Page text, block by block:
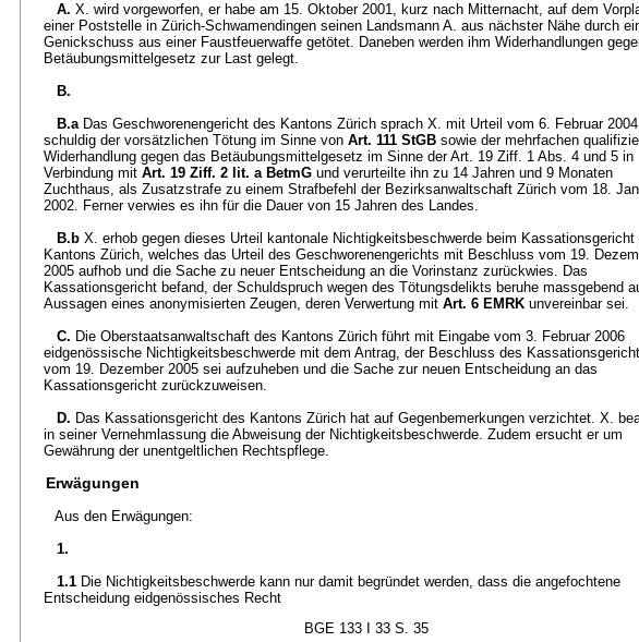
A. X. wird vorgeworfen, er habe am 15. Oktober 2001, kurz nach Mitternacht, auf dem
einer Poststelle in Zürich-Schwamendingen seinen Landsmann A. aus nächster Nähe durch
Genickschuss aus einer Faustfeuerwaffe getötet. Daneben werden ihm Widerhandlungen
Betäubungsmittelgesetz zur Last gelegt.
B.
B.a Das Geschworenengericht des Kantons Zürich sprach X. mit Urteil vom 6. Februar 2004
schuldig der vorsätzlichen Tötung im Sinne von Art. 111 StGB sowie der mehrfachen
Widerhandlung gegen das Betäubungsmittelgesetz im Sinne der Art. 19 Ziff. 1 Abs. 4 und 5 in
Verbindung mit Art. 19 Ziff. 2 lit. a BetmG und verurteilte ihn zu 14 Jahren und 9 Monaten
Zuchthaus, als Zusatzstrafe zu einem Strafbefehl der Bezirksanwaltschaft Zürich vom 18.
2002. Ferner verwies es ihn für die Dauer von 15 Jahren des Landes.
B.b X. erhob gegen dieses Urteil kantonale Nichtigkeitsbeschwerde beim Kassationsgericht
Kantons Zürich, welches das Urteil des Geschworenengerichts mit Beschluss vom 19.
2005 aufhob und die Sache zu neuer Entscheidung an die Vorinstanz zurückwies. Das
Kassationsgericht befand, der Schuldspruch wegen des Tötungsdelikts beruhe massgebend
Aussagen eines anonymisierten Zeugen, deren Verwertung mit Art. 6 EMRK unvereinbar sei.
C. Die Oberstaatsanwaltschaft des Kantons Zürich führt mit Eingabe vom 3. Februar 2006
eidgenössische Nichtigkeitsbeschwerde mit dem Antrag, der Beschluss des
vom 19. Dezember 2005 sei aufzuheben und die Sache zur neuen Entscheidung an das
Kassationsgericht zurückzuweisen.
D. Das Kassationsgericht des Kantons Zürich hat auf Gegenbemerkungen verzichtet. X.
in seiner Vernehmlassung die Abweisung der Nichtigkeitsbeschwerde. Zudem ersucht er um
Gewährung der unentgeltlichen Rechtspflege.
Erwägungen
Aus den Erwägungen:
1.
1.1 Die Nichtigkeitsbeschwerde kann nur damit begründet werden, dass die angefochtene
Entscheidung eidgenössisches Recht
BGE 133 I 33 S. 35